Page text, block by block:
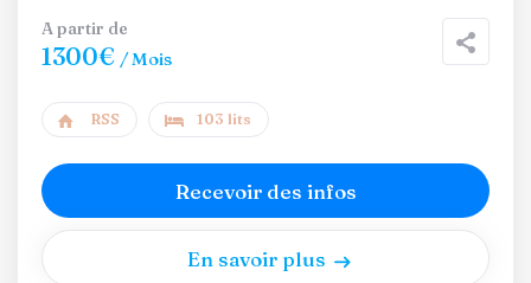
A partir de
1300€ / Mois
RSS 103 lits
Recevoir des infos
En savoir plus